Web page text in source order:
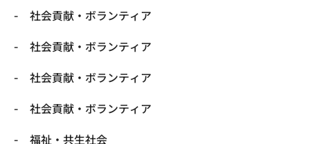
社会貢献・ボランティア
社会貢献・ボランティア
社会貢献・ボランティア
社会貢献・ボランティア
福祉・共生社会